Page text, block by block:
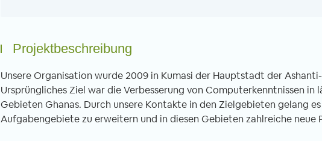
Projektbeschreibung
Unsere Organisation wurde 2009 in Kumasi der Hauptstadt der
Ursprüngliches Ziel war die Verbesserung von Computerkenntnissen
Gebieten Ghanas. Durch unsere Kontakte in den Zielgebieten gelang es
Aufgabengebiete zu erweitern und in diesen Gebieten zahlreiche neue